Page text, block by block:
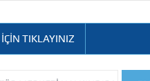
TIKLAYINIZ